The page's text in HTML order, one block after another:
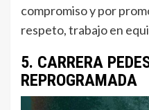
compromiso y por
respeto, trabajo en
5. CARRERA
REPROGRAMADA